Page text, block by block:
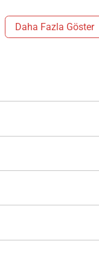
Daha Fazla Göster